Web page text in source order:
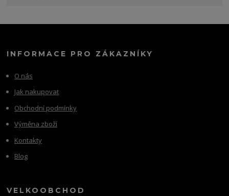
INFORMACE PRO ZÁKAZNÍKY
O nás
Jak nakupovat
Obchodní podmínky
Výměna zboží
Kontakty
Blog
VELKOOBCHOD